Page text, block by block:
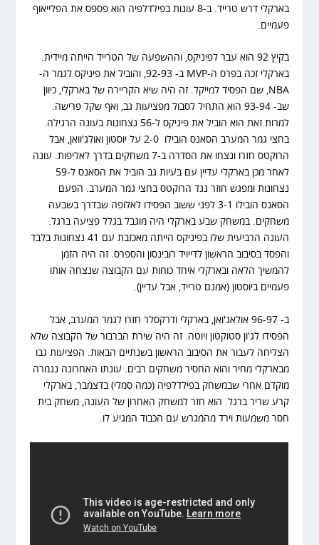
בארקלי דרש טרייד. ב-8 עונות בפילדלפיה הוא פספס את הפלייאוף
פעמיים.
בקיץ 92 הוא עבר לפיניקס, וההשפעה של הטרייד הייתה מיידית.
בארקלי זכה בפרס ה-MVP ב- 92-93, והוביל את פיניקס לגמר ה-
NBA, שם הפסיד למייקל. זה היה שיא הקריירה של בארקלי, כיוון
שב- 93-94 הוא התחיל לסבול מפציעות גב, ואף שקל פרישה.
למרות זאת הוא הוביל את פיניקס ל-56 נצחונות בעונה הרגילה.
בחצי גמר המערב הסאנס הובילו 2-0 על יוסטון ואולג'וואן, אבל
הרוקטס חזרו ונצחו את הסדרה ב-7 משחקים בדרך לאליפות. עונה
לאחר מכן בארקלי עדיין עם בעיות גב הוביל את הסאנס ל-59
נצחונות ומפגש חוזר נגד הרוקטס בחצי גמר המערב. הפעם
הסאנס הובילו 3-1 לפני ששוב הפסידו לאלופה שבדרך בשבעה
משחקים. במשחק שבע בארקלי היה מוגבל בגלל פציעה ברגל.
העונה הרביעית שלו בפיניקס הייתה מאכזבת עם 41 נצחונות בלבד
והפסד בסיבוב הראשון לדייויד רובינסון והספרס. זה היה הזמן
להמשיך הלאה ובארקלי איחד כוחות עם הקבוצה שנצחה אותו
פעמיים ביוסטון (אמנם טרייד, אבל עדיין).
ב- 96-97 אולאג'ואן, בארקלי ודרקסלר חזרו לגמר המערב, אבל
הפסידו לג'ון סטוקטון ויוטה. זה היה שירת הברבור של הקבוצה שלא
הצליחה לעבור את הסיבוב הראשון בשנתיים הבאות. הפציעות גבו
מבארקלי מחיר והוא החסיר משחקים רבים. עונתו האחרונה נגמרה
מוקדם אחרי שבמשחק בפילדלפיה (כמה סמלי) בדצמבר, בארקלי
קרע שריר ברגל. הוא חזר למשחק האחרון של העונה, משחק בית
חסר משמעות וירד מהמגרש עם הכבוד המגיע לו.